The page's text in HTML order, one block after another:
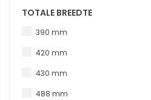
TOTALE BREEDTE
390 mm
420 mm
430 mm
488 mm